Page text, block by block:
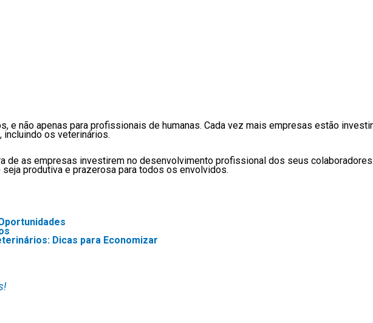
e não apenas para profissionais de humanas. Cada vez mais empresas estão
incluindo os veterinários.
de as empresas investirem no desenvolvimento profissional dos seus
produtiva e prazerosa para todos os envolvidos.
Dicas para Economizar